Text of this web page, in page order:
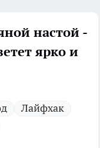
настой -
ярко и
Лайфхак